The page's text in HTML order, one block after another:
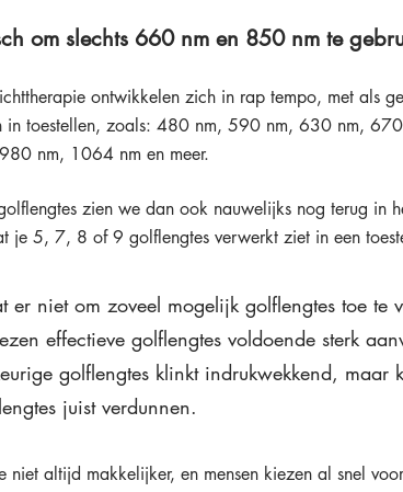
om slechts 660 nm en 850 nm te
ontwikkelen zich in rap tempo, met als
in toestellen, zoals: 480 nm, 590 nm, 630 nm,
nm, 1064 nm en meer.
zien we dan ook nauwelijks nog terug in
je 5, 7, 8 of 9 golflengtes verwerkt ziet in een
er niet om zoveel mogelijk golflengtes toe te
effectieve golflengtes voldoende sterk
golflengtes klinkt indrukwekkend, maar
juist verdunnen.
niet altijd makkelijker, en mensen kiezen al snel